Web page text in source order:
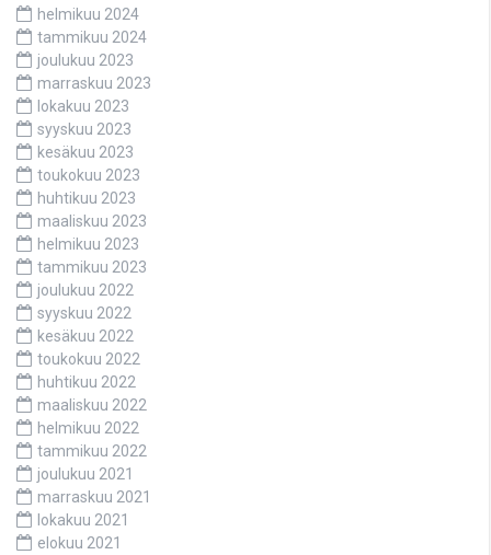
helmikuu 2024
tammikuu 2024
joulukuu 2023
marraskuu 2023
lokakuu 2023
syyskuu 2023
kesäkuu 2023
toukokuu 2023
huhtikuu 2023
maaliskuu 2023
helmikuu 2023
tammikuu 2023
joulukuu 2022
syyskuu 2022
kesäkuu 2022
toukokuu 2022
huhtikuu 2022
maaliskuu 2022
helmikuu 2022
tammikuu 2022
joulukuu 2021
marraskuu 2021
lokakuu 2021
elokuu 2021